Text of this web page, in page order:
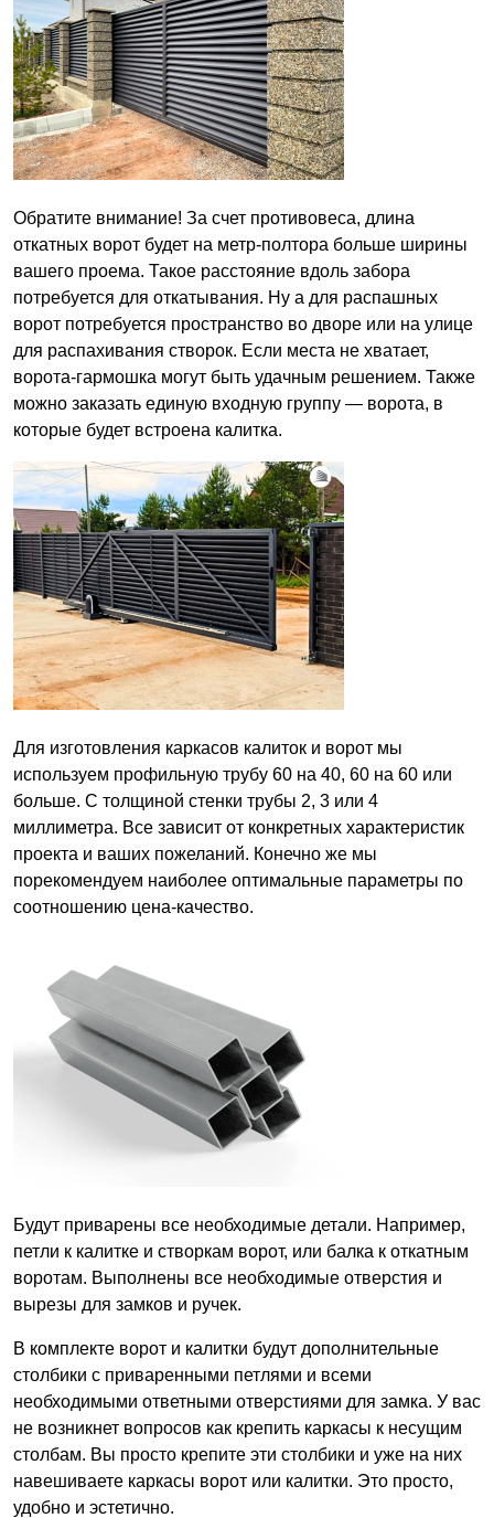
Обратите внимание! За счет противовеса, длина
откатных ворот будет на метр-полтора больше ширины
вашего проема. Такое расстояние вдоль забора
потребуется для откатывания. Ну а для распашных
ворот потребуется пространство во дворе или на улице
для распахивания створок. Если места не хватает,
ворота-гармошка могут быть удачным решением. Также
можно заказать единую входную группу — ворота, в
которые будет встроена калитка.
Для изготовления каркасов калиток и ворот мы
используем профильную трубу 60 на 40, 60 на 60 или
больше. С толщиной стенки трубы 2, 3 или 4
миллиметра. Все зависит от конкретных характеристик
проекта и ваших пожеланий. Конечно же мы
порекомендуем наиболее оптимальные параметры по
соотношению цена-качество.
Будут приварены все необходимые детали. Например,
петли к калитке и створкам ворот, или балка к откатным
воротам. Выполнены все необходимые отверстия и
вырезы для замков и ручек.
В комплекте ворот и калитки будут дополнительные
столбики с приваренными петлями и всеми
необходимыми ответными отверстиями для замка. У вас
не возникнет вопросов как крепить каркасы к несущим
столбам. Вы просто крепите эти столбики и уже на них
навешиваете каркасы ворот или калитки. Это просто,
удобно и эстетично.